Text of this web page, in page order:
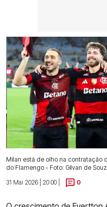
Milan está de olho na contratação
do Flamengo - Foto: Gilvan de
31 Mai 2026 | 20:00 |
0